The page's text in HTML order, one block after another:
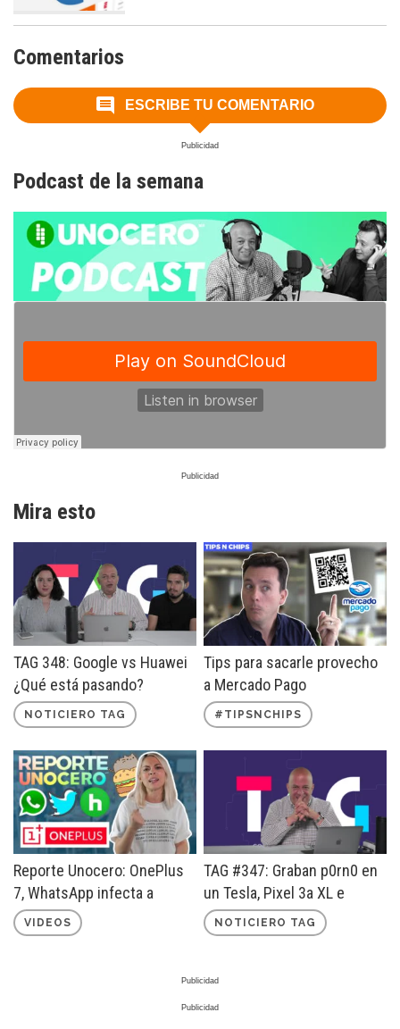
Comentarios
ESCRIBE TU COMENTARIO
Podcast de la semana
Mira esto
TAG 348: Google vs Huawei
¿Qué está pasando?
NOTICIERO TAG
Tips para sacarle provecho
a Mercado Pago
#TIPSNCHIPS
Reporte Unocero: OnePlus
7, WhatsApp infecta a
millones y más
VIDEOS
TAG #347: Graban p0rn0 en
un Tesla, Pixel 3a XL e
¿Internet en todo México?
NOTICIERO TAG